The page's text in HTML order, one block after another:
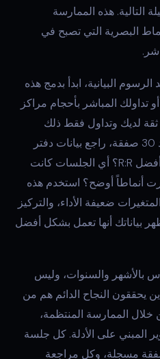
التالية. هذه الممارسة
البصرية التي تصبح في
البيانية، ابدأ بدمج هذه
تداولك المباشر بأحجام مراكز
ثقة لديك وتداول فقط ذلك
الإعداد لـ 30 صفقة متتالية. بعد 30 صفقة، راجع بيانات دفتر
اليوميات: أي الإعدادات أنتجت أفضل R:R؟ أي الجلسات كانت
أنماطاً أوضح؟ استخدم هذه
ضعيفة الأداء، والتركيز
بياناتك أنها تعمل بشكل أفضل
بالأشهر والسنوات، وليس
يحققون النجاح الدائم هم من
الممارسة المنتظمة،
المبني على الأدلة. كل جلسة
صفقة مسجلة، وكل مراجعة